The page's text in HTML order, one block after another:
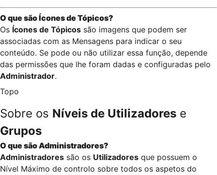
O que são Ícones de Tópicos?
Os Ícones de Tópicos são imagens que podem ser
associadas com as Mensagens para indicar o seu
conteúdo. Se pode ou não utilizar essa função, depende
das permissões que lhe foram dadas e configuradas pelo
Administrador.
Topo
Sobre os Níveis de Utilizadores e
Grupos
O que são Administradores?
Administradores são os Utilizadores que possuem o
Nível Máximo de controlo sobre todos os aspetos do